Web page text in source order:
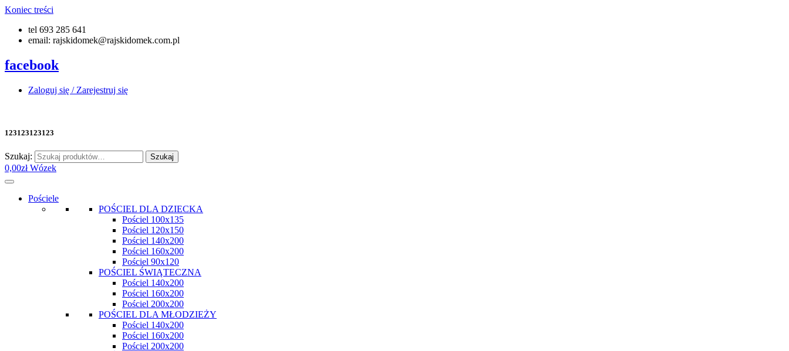
Koniec treści
tel 693 285 641
email: rajskidomek@rajskidomek.com.pl
facebook
Zaloguj się / Zarejestruj się
123123123123
Szukaj: Szukaj
0,00zł Wózek
Pościele
POŚCIEL DLA DZIECKA
Pościel 100x135
Pościel 120x150
Pościel 140x200
Pościel 160x200
Pościel 90x120
POŚCIEL ŚWIĄTECZNA
Pościel 140x200
Pościel 160x200
Pościel 200x200
POŚCIEL DLA MŁODZIEŻY
Pościel 140x200
Pościel 160x200
Pościel 200x200